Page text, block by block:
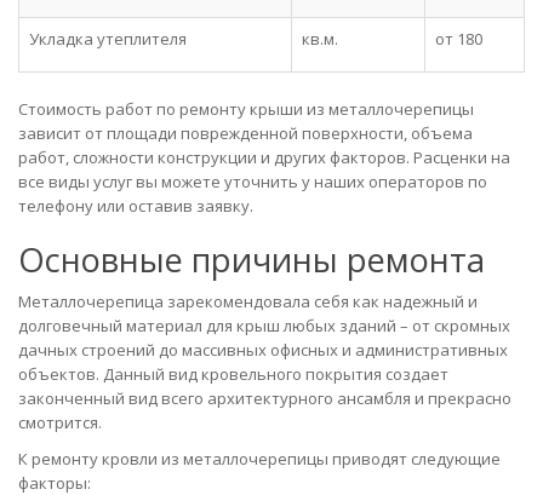
Укладка утеплителя кв.м. от 180
Стоимость работ по ремонту крыши из металлочерепицы
зависит от площади поврежденной поверхности, объема
работ, сложности конструкции и других факторов. Расценки на
все виды услуг вы можете уточнить у наших операторов по
телефону или оставив заявку.
Основные причины ремонта
Металлочерепица зарекомендовала себя как надежный и
долговечный материал для крыш любых зданий – от скромных
дачных строений до массивных офисных и административных
объектов. Данный вид кровельного покрытия создает
законченный вид всего архитектурного ансамбля и прекрасно
смотрится.
К ремонту кровли из металлочерепицы приводят следующие
факторы: